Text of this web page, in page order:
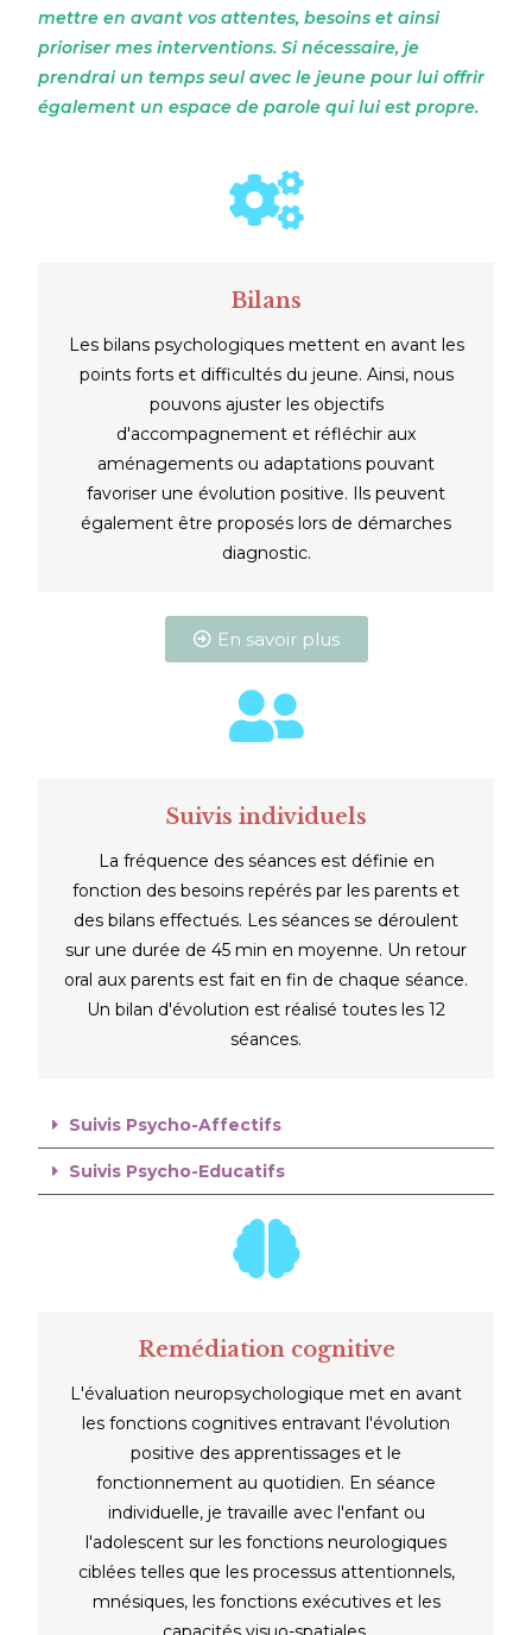
mettre en avant vos attentes, besoins et ainsi
prioriser mes interventions. Si nécessaire, je
prendrai un temps seul avec le jeune pour lui offrir
également un espace de parole qui lui est propre.
Bilans
Les bilans psychologiques mettent en avant les
points forts et difficultés du jeune. Ainsi, nous
pouvons ajuster les objectifs
d'accompagnement et réfléchir aux
aménagements ou adaptations pouvant
favoriser une évolution positive. Ils peuvent
également être proposés lors de démarches
diagnostic.
En savoir plus
Suivis individuels
La fréquence des séances est définie en
fonction des besoins repérés par les parents et
des bilans effectués. Les séances se déroulent
sur une durée de 45 min en moyenne. Un retour
oral aux parents est fait en fin de chaque séance.
Un bilan d'évolution est réalisé toutes les 12
séances.
Suivis Psycho-Affectifs
Suivis Psycho-Educatifs
Remédiation cognitive
L'évaluation neuropsychologique met en avant
les fonctions cognitives entravant l'évolution
positive des apprentissages et le
fonctionnement au quotidien. En séance
individuelle, je travaille avec l'enfant ou
l'adolescent sur les fonctions neurologiques
ciblées telles que les processus attentionnels,
mnésiques, les fonctions exécutives et les